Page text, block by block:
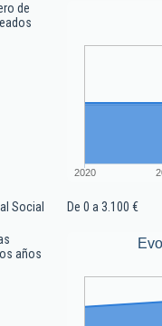
de
2020
Social De 0 a 3.100 €
años